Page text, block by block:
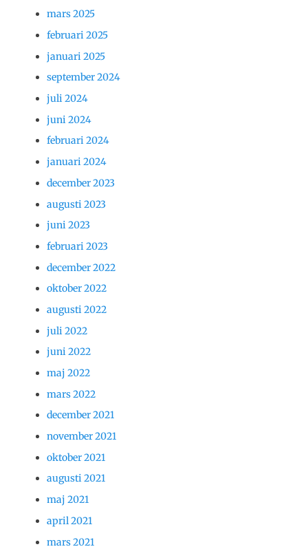
mars 2025
februari 2025
januari 2025
september 2024
juli 2024
juni 2024
februari 2024
januari 2024
december 2023
augusti 2023
juni 2023
februari 2023
december 2022
oktober 2022
augusti 2022
juli 2022
juni 2022
maj 2022
mars 2022
december 2021
november 2021
oktober 2021
augusti 2021
maj 2021
april 2021
mars 2021